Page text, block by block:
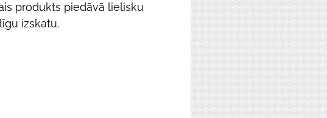
produkts piedāvā lielisku
izskatu.